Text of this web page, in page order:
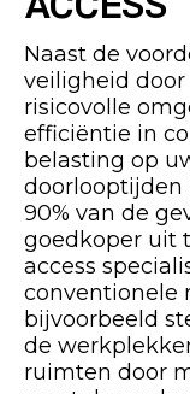
Naast de
veiligheid
risicovolle
efficiëntie in
belasting op
doorlooptijden
90% van de
goedkoper uit
access
conventionele
bijvoorbeeld
de
ruimten door